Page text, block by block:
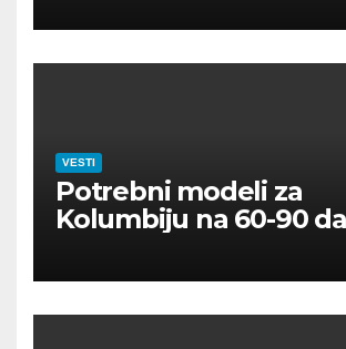
VESTI
Potrebni modeli za
Kolumbiju na 60-90